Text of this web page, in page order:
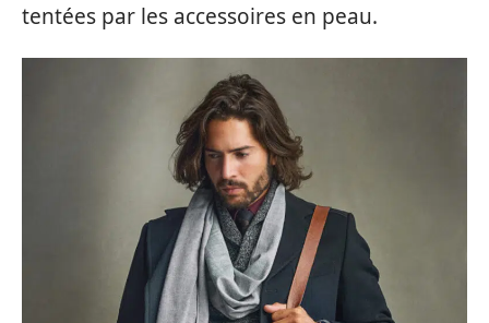
tentées par les accessoires en peau.